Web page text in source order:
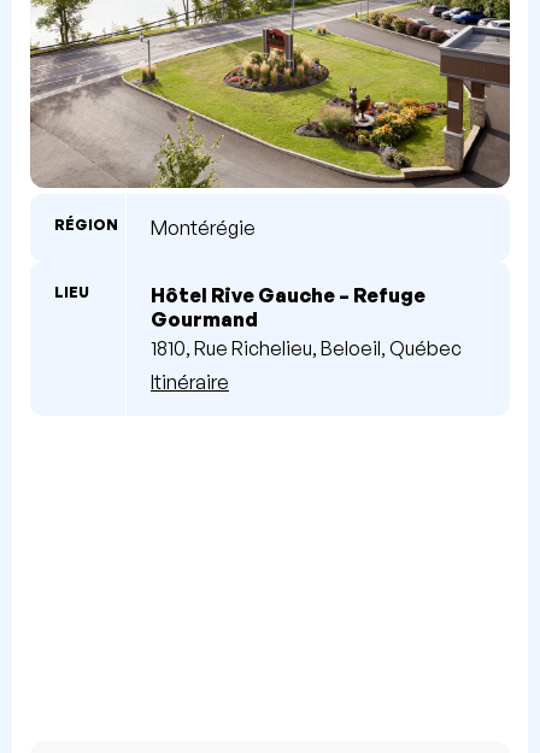
RÉGION Montérégie
LIEU
Hôtel Rive Gauche – Refuge
Gourmand
1810, Rue Richelieu, Beloeil, Québec
Itinéraire